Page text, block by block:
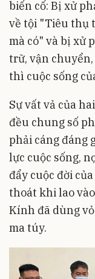
biến cố: Bị xử
về tội "Tiêu thụ
mà có" và bị xử
trữ, vận
thì cuộc sống
Sự vất vả của
đều chung số
phải cáng đáng
lực cuộc sống,
đẩy cuộc đời
thoát khi lao
Kính đã dùng
ma túy.